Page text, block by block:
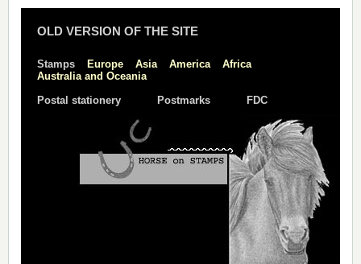
OLD VERSION OF THE SITE
Stamps Europe Asia America
Africa
Australia and Oceania
Postal stationery
Postmarks FDC